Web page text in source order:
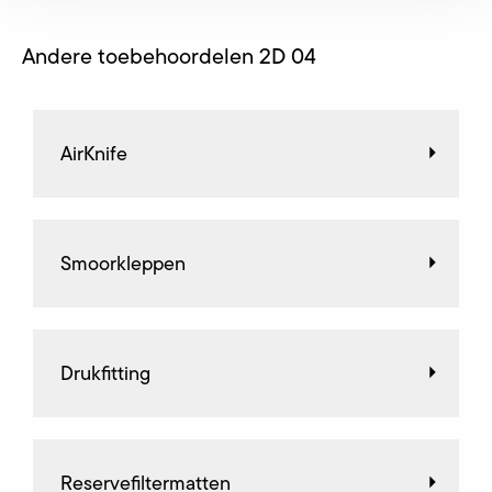
Andere toebehoordelen 2D 04
AirKnife
Smoorkleppen
Drukfitting
Reservefiltermatten